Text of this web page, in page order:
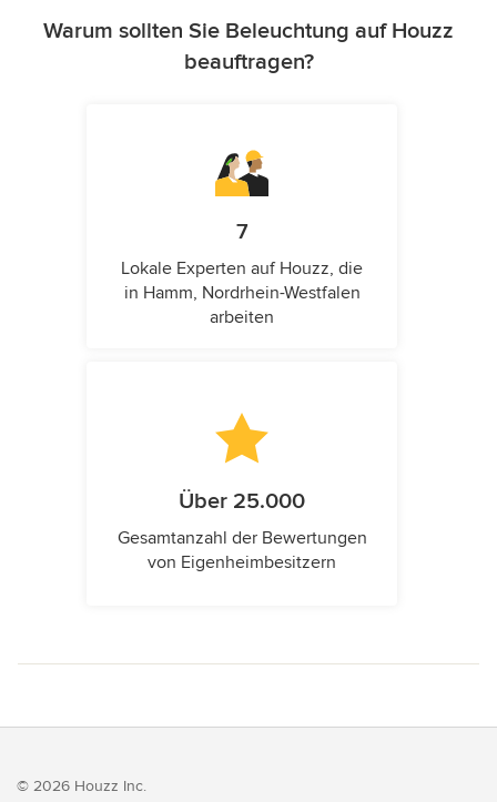
Warum sollten Sie Beleuchtung auf Houzz
beauftragen?
7
Lokale Experten auf Houzz, die
in Hamm, Nordrhein-Westfalen
arbeiten
Über 25.000
Gesamtanzahl der Bewertungen
von Eigenheimbesitzern
© 2026 Houzz Inc.